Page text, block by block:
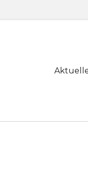
Primary